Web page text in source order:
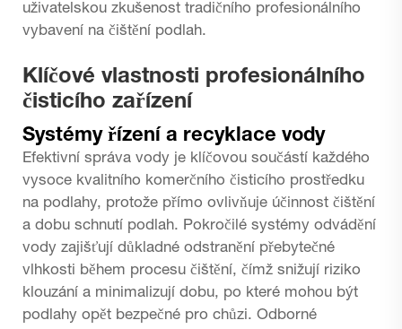
uživatelskou zkušenost tradičního profesionálního
vybavení na čištění podlah.
Klíčové vlastnosti profesionálního
čisticího zařízení
Systémy řízení a recyklace vody
Efektivní správa vody je klíčovou součástí každého
vysoce kvalitního komerčního čisticího prostředku
na podlahy, protože přímo ovlivňuje účinnost čištění
a dobu schnutí podlah. Pokročilé systémy odvádění
vody zajišťují důkladné odstranění přebytečné
vlhkosti během procesu čištění, čímž snižují riziko
klouzání a minimalizují dobu, po které mohou být
podlahy opět bezpečné pro chůzi. Odborné